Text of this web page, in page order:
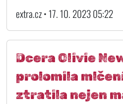
extra.cz • 17. 10. 2023 05:22
Dcera Olivie
prolomila
ztratila nejen